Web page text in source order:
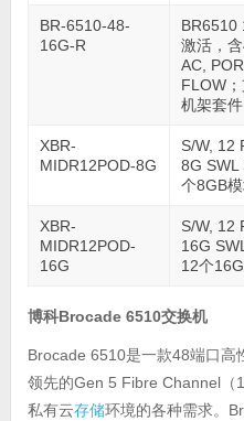
BR-6510-48-
16G-R
BR6510
激活，
AC,
FLOW
机架套
XBR-
MIDR12POD-8G
S/W, 12
8G
个8GB模
XBR-
MIDR12POD-
16G
S/W, 12
16G
12个
博科Brocade 6510交换机
Brocade 6510是一款48端口高
领先的Gen 5 Fibre Channel（
私有云存储环境的各种需求。